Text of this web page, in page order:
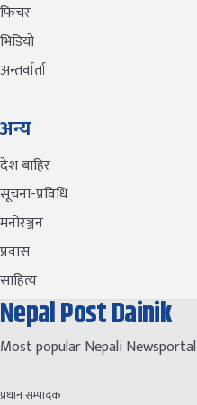
फिचर
भिडियो
अन्तर्वार्ता
अन्य
देश बाहिर
सूचना-प्रविधि
मनोरञ्जन
प्रवास
साहित्य
Nepal Post Dainik
Most popular Nepali Newsportal
प्रधान सम्पादक